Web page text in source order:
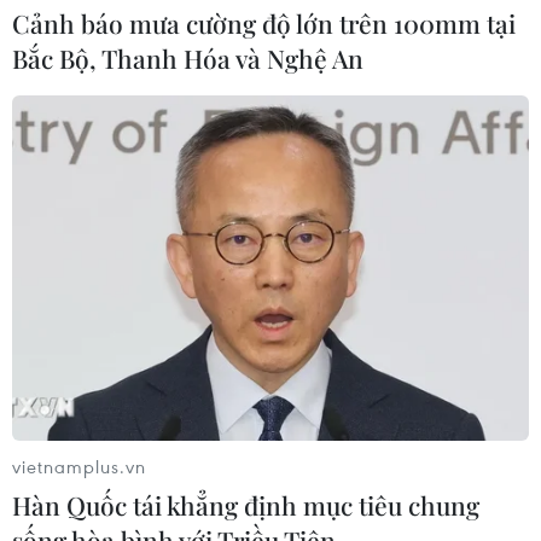
dẫn dắt kinh tế Trung Quốc
05/08/2026 07:44
Dòng vốn FDI vào Quảng Ninh
chuyển dịch tích cực về chất lượng
Xem thêm
CƠ QUAN CHỦ QUẢN: THÔNG TẤN XÃ VIỆT NAM
Cảnh báo mưa cường độ lớn trên 100mm tại
Bắc Bộ, Thanh Hóa và Nghệ An
vietnamplus.vn
Hàn Quốc tái khẳng định mục tiêu chung